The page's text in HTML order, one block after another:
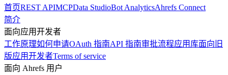
首页REST APIMCPData StudioBot AnalyticsAhrefs Connect
简介
面向应用开发者
工作原理如何申请OAuth 指南API 指南审批流程应用库面向旧
版应用开发者Terms of service
面向 Ahrefs 用户